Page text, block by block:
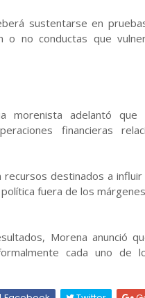
sustentarse en
no conductas que
morenista adelantó que
financieras
destinados a
fuera de los
Morena anunció
cada uno de